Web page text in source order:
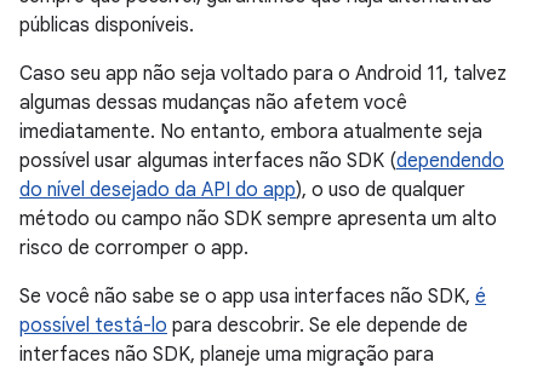
públicas disponíveis.
Caso seu app não seja voltado para o Android 11, talvez
algumas dessas mudanças não afetem você
imediatamente. No entanto, embora atualmente seja
possível usar algumas interfaces não SDK (dependendo
do nível desejado da API do app), o uso de qualquer
método ou campo não SDK sempre apresenta um alto
risco de corromper o app.
Se você não sabe se o app usa interfaces não SDK, é
possível testá-lo para descobrir. Se ele depende de
interfaces não SDK, planeje uma migração para